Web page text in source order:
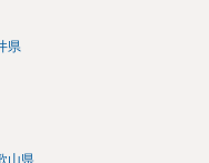
県